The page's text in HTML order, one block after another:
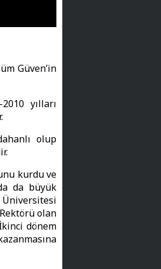
Güven’in
yılları
olup
kurdu ve
da büyük
Üniversitesi
olan
dönem